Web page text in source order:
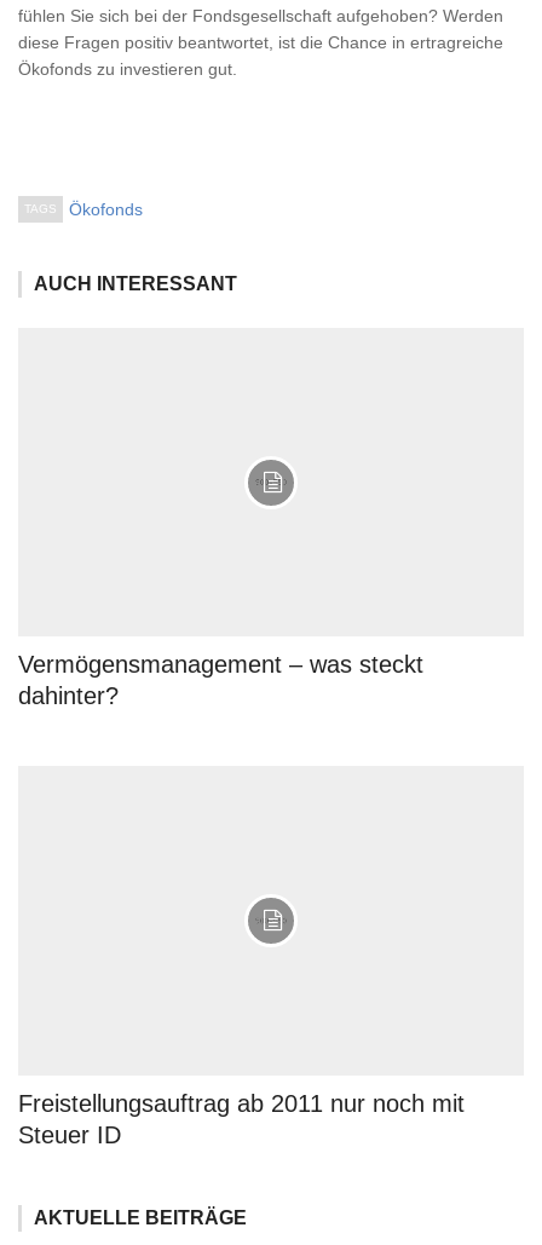
fühlen Sie sich bei der Fondsgesellschaft aufgehoben? Werden
diese Fragen positiv beantwortet, ist die Chance in ertragreiche
Ökofonds zu investieren gut.
TAGS Ökofonds
AUCH INTERESSANT
Vermögensmanagement – was steckt
dahinter?
Freistellungsauftrag ab 2011 nur noch mit
Steuer ID
AKTUELLE BEITRÄGE